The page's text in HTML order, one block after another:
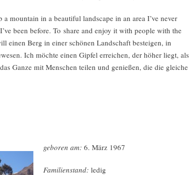
a mountain in a beautiful landscape in an area I’ve never
been before. To share and enjoy it with people with the
einen Berg in einer schönen Landschaft besteigen, in
Ich möchte einen Gipfel erreichen, der höher liegt, als
Ganze mit Menschen teilen und genießen, die die gleiche
geboren am: 6. März 1967
Familienstand: ledig